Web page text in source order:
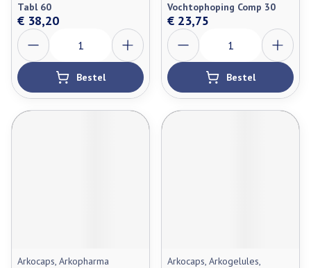
Tabl 60
€ 38,20
Aantal
Bestel
Vochtophoping Comp 30
€ 23,75
Aantal
Bestel
Arkocaps, Arkopharma
Arkocaps, Arkogelules,